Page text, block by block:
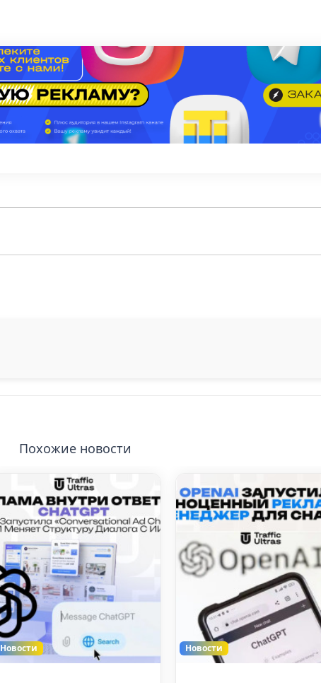
Похожие новости
Новости Новости